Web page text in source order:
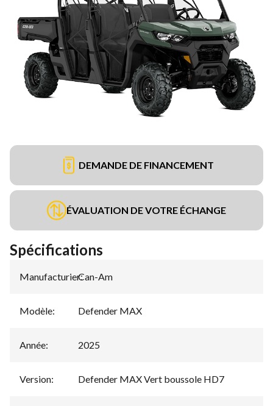
DEMANDE DE FINANCEMENT
ÉVALUATION DE VOTRE ÉCHANGE
Spécifications
Manufacturier:
Can-Am
Modèle: Defender MAX
Année: 2025
Version: Defender MAX Vert boussole HD7